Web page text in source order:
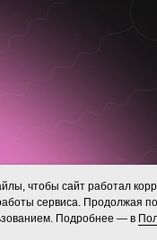
чтобы сайт работал
сервиса. Продолжая
Подробнее — в